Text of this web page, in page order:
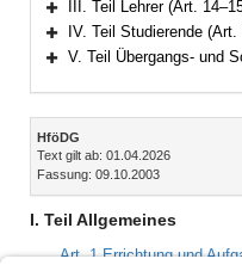
Bereich erweitern
III. Teil Lehrer (Art.
Bereich erweitern
IV. Teil Studierende (Art.
V. Teil Übergangs- und
Inhalt
HföDG
Text gilt ab: 01.04.2026
Fassung: 09.10.2003
I. Teil Allgemeines
Art. 1 Errichtung und